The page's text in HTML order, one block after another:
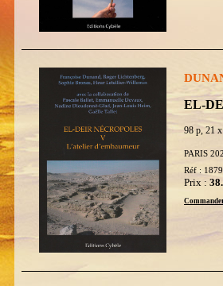
EL-
98 p, 21
PARIS
Réf :
Prix :